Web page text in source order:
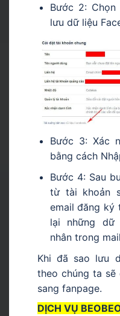
Bước 2:
lưu dữ liệu
Bước 3: Xác
bằng cách
Bước 4: Sau
từ tài khoản
email đăng ký
lại những dữ
nhân trong
Khi đã sao lưu
theo chúng ta
sang fanpage.
DỊCH VỤ